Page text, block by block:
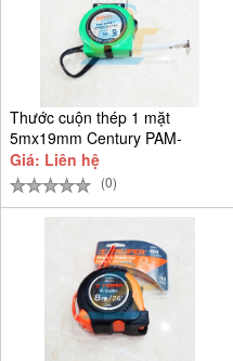
Thước cuộn thép 1 mặt
5mx19mm Century PAM-
CEN5M-T
Giá: Liên hệ
(0)